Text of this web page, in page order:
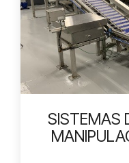
SISTEMAS